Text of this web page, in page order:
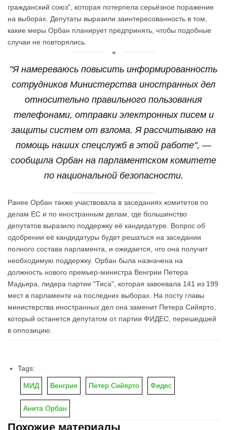
гражданский союз", которая потерпела серьёзное поражение
на выборах. Депутаты выразили заинтересованность в том,
какие меры Орбан планирует предпринять, чтобы подобные
случаи не повторялись.
"Я намереваюсь повысить информированность
сотрудников Министерства иностранных дел
относительно правильного пользования
телефонами, отправки электронных писем и
защиты систем от взлома. Я рассчитываю на
помощь наших спецслужб в этой работе", —
сообщила Орбан на парламентском комитете
по национальной безопасности.
Ранее Орбан также участвовала в заседаниях комитетов по
делам ЕС и по иностранным делам, где большинство
депутатов выразило поддержку её кандидатуре. Вопрос об
одобрении её кандидатуры будет решаться на заседании
полного состава парламента, и ожидается, что она получит
необходимую поддержку. Орбан была назначена на
должность нового премьер-министра Венгрии Петера
Мадьяра, лидера партии "Тиса", которая завоевала 141 из 199
мест в парламенте на последних выборах. На посту главы
министерства иностранных дел она заменит Петера Сийярто,
который останется депутатом от партии ФИДЕС, перешедшей
в оппозицию.
Tags:
МИД Венгрия Петер Сийярто Фидес
Анита Орбан
Похожие материалы